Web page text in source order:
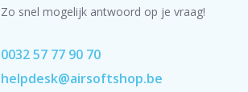
Zo snel mogelijk antwoord op je vraag!
0032 57 77 90 70
helpdesk@airsoftshop.be